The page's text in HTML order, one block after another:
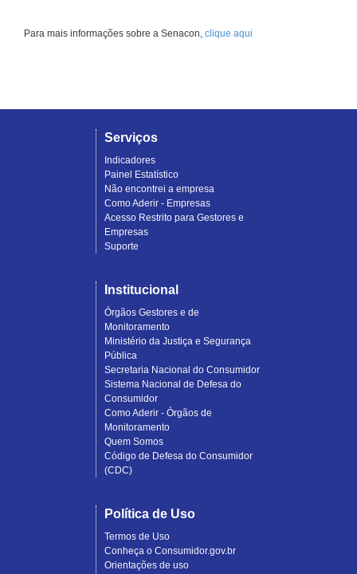
Para mais informações sobre a Senacon, clique aqui
Serviços
Indicadores
Painel Estatístico
Não encontrei a empresa
Como Aderir - Empresas
Acesso Restrito para Gestores e
Empresas
Suporte
Institucional
Órgãos Gestores e de
Monitoramento
Ministério da Justiça e Segurança
Pública
Secretaria Nacional do Consumidor
Sistema Nacional de Defesa do
Consumidor
Como Aderir - Órgãos de
Monitoramento
Quem Somos
Código de Defesa do Consumidor
(CDC)
Política de Uso
Termos de Uso
Conheça o Consumidor.gov.br
Orientações de uso